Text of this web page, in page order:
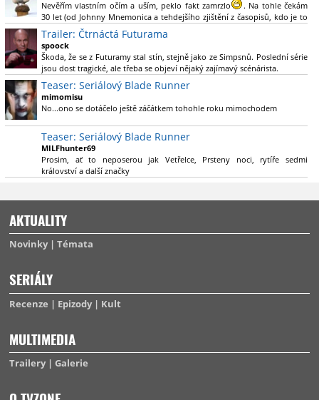
Komiksy to mají ted´těžké, paradoxně tomu škodí to všechno kolem
(DC nebo MCU to je buřt) , ale nezasloužilo by si to zářez jen kvůli tomu.
Držím tomu palce.
Nevěřím vlastním očím a uším, peklo fakt zamrzlo
. Na tohle čekám
30 let (od Johnny Mnemonica a tehdejšího zjištění z časopisů, kdo je to
Gibson a co je jeho debutová kniha zač), přičemž 25 let (od Matrixu,
který pojem cyberpunk dostal do povědomí i obyčejného diváka a
nikoliv fanouška žánru) marně doufám, že si po řadě "duchovních
nástupců", kteří přišli poté (Ghost In The Shell, Alita: Battle Angel,
Altered Carbon, Blade Runner 2049, Cyberpunk 2077, atd.), někdo
konečně vzpomene i na bibli cyberpunku, se kterou to všechno začalo.
Teď už nezbývá nic jiného než se tiše modlit a doufat, že to bude stát za
to
. Plus kudos za sázku na seriál a nikoliv film, snad tvůrci tu
Trailer: Čtrnáctá Futurama
spoock
Škoda, že se z Futuramy stal stín, stejně jako ze Simpsnů. Poslední série
jsou dost tragické, ale třeba se objeví nějaký zajímavý scénárista.
Nedávno začala vycházet nová řada Ricka a Mortyho a já z úžasem zjistil,
že se na to dá opět koukat.
Teaser: Seriálový Blade Runner
mimomisu
No...ono se dotáčelo ještě záčátkem tohohle roku mimochodem
Teaser: Seriálový Blade Runner
MILFhunter69
Prosim, ať to neposerou jak Vetřelce, Prsteny noci, rytíře sedmi
království a další značky
AKTUALITY
Novinky Témata
SERIÁLY
Recenze Epizody Kult
MULTIMEDIA
Trailery Galerie